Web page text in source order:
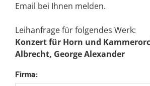
Email bei Ihnen melden.
Leihanfrage für folgendes Werk:
Konzert für Horn und
Albrecht, George Alexander
Firma: